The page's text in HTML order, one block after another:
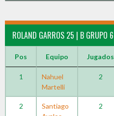
ROLAND GARROS 25 | B GRUPO 6
Pos Equipo Jugados
1
Nahuel
Martelli
2
2
Santiago
2